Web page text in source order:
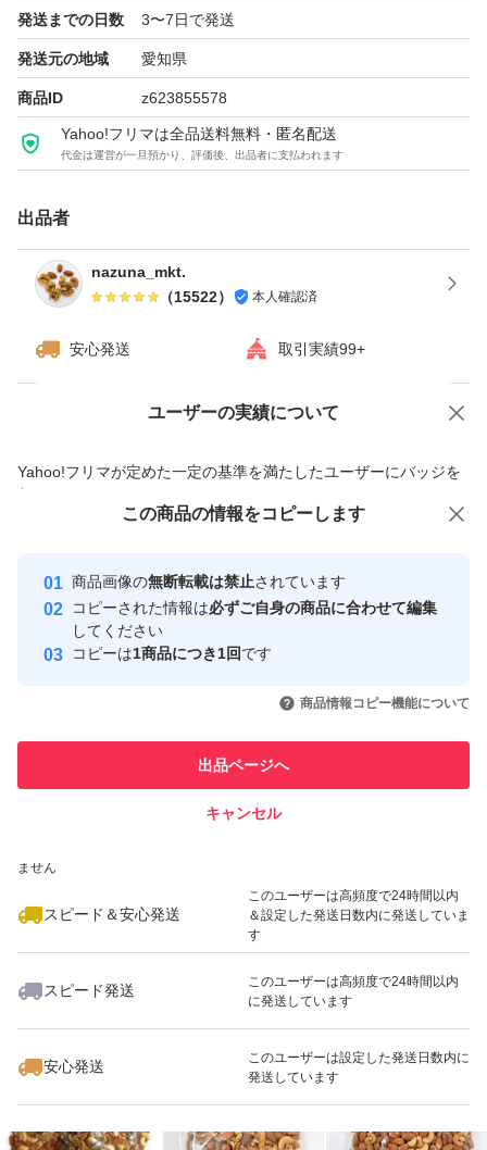
るみやアーモンドをいっぱい食べたいあなたに(^^)
★全てご注文いただいてから袋詰いたしますので、新鮮な
ナッツをお届けいたします^ - ^
★チャック付き袋でのお届けですので、保存にも便利！
もナッツがしけてしまう可能性がございます。ご理解・ご
了承下さい。
種類ミックスナッツ
発送までの日数 3〜7日で発送
発送元の地域 愛知県
商品ID z623855578
Yahoo!フリマは全品送料無料・匿名配送
代金は運営が一旦預かり、評価後、出品者に支払われます
出品者
nazuna_mkt.
（15522） 本人確認済
安心発送 取引実績99+
ユーザーの実績について
Yahoo!フリマが定めた一定の基準を満たしたユーザーにバッジを
付与しています
安心取引出品者
心・安全なユーザーです
取引実績
引を完了させた実績があります
での取引実績があります
ません
スピード＆安心発送
このユーザーは高頻度で24時間以内
＆設定した発送日数内に発送していま
す
スピード発送
このユーザーは高頻度で24時間以内
に発送しています
安心発送
このユーザーは設定した発送日数内に
発送しています
価格の相談 商品への質問
この商品の情報をコピーします
商品画像の無断転載は禁止されています
コピーされた情報は必ずご自身の商品に合わせて編集
してください
コピーは1商品につき1回です
商品情報コピー機能について
出品ページへ
キャンセル
この商品をみている人にオススメ
いいね！
1,780